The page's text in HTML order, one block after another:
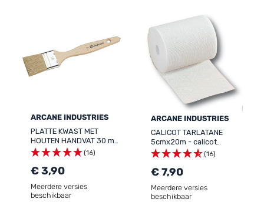
ARCANE INDUSTRIES
PLATTE KWAST MET
HOUTEN HANDVAT 30 mm
- Platte kwast met
houten handvat 30 mm
(16)
€ 3,90
Meerdere versies
beschikbaar
ARCANE INDUSTRIES
CALICOT TARLATANE
5cmx20m - calicot
tarlatane behandeling
verbinding gepolijst
beton bewegende
oppervlakken scheuren
(16)
€ 7,90
Meerdere versies
beschikbaar